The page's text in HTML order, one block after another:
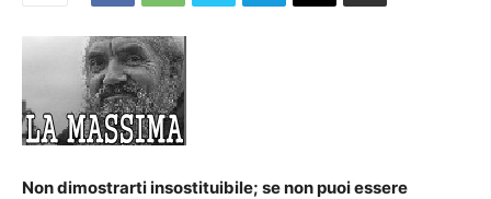
Non dimostrarti insostituibile; se non puoi essere